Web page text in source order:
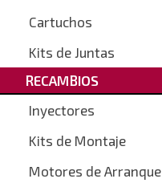
Cartuchos
Kits de Juntas
RECAMBIOS
Inyectores
Kits de Montaje
Motores de Arranque